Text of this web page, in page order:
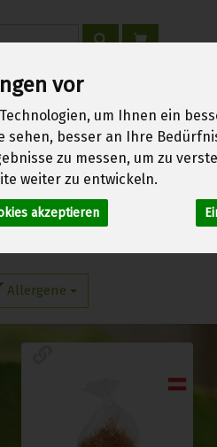
vor
um Ihnen ein
sehen, besser an Ihre
zu messen, um zu
weiter zu entwickeln.
akzeptieren
Warenkorb Login
Allergene